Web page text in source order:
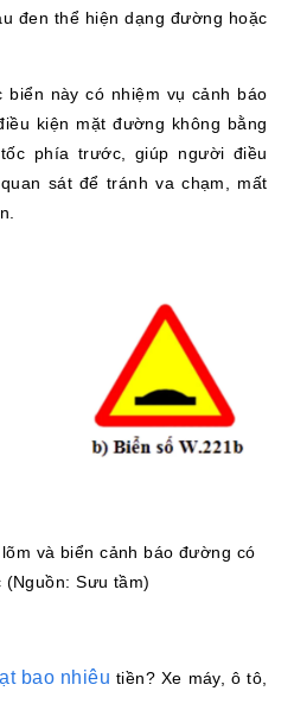
đen thể hiện dạng đường hoặc
biển này có nhiệm vụ cảnh báo
kiện mặt đường không bằng
phía trước, giúp người điều
sát để tránh va chạm, mất
và biển cảnh báo đường có
(Nguồn: Sưu tầm)
bao nhiêu tiền? Xe máy, ô tô,